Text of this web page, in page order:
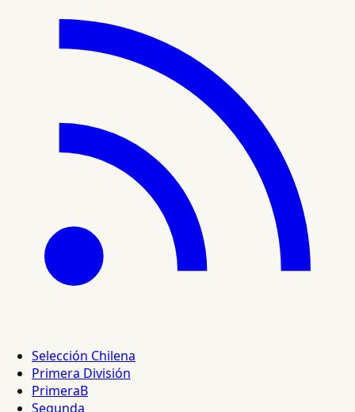
Selección Chilena
Primera División
PrimeraB
Segunda